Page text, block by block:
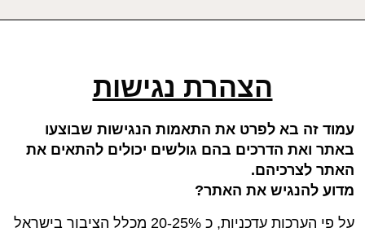
הצהרת נגישות
עמוד זה בא לפרט את התאמות הנגישות שבוצעו
באתר ואת הדרכים בהם גולשים יכולים להתאים את
האתר לצרכיהם.
מדוע להנגיש את האתר?
על פי הערכות עדכניות, כ 20-25% מכלל הציבור בישראל